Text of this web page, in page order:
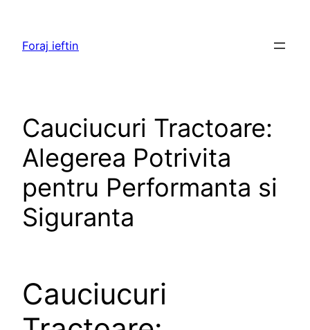
content
Foraj ieftin
Cauciucuri Tractoare:
Alegerea Potrivita
pentru Performanta si
Siguranta
Cauciucuri